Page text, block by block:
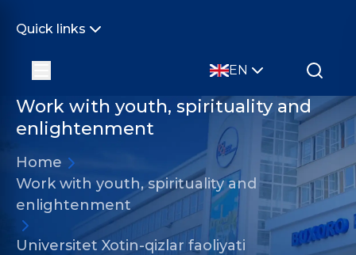
Quick links
EN
Work with youth, spirituality and
enlightenment
Home
Work with youth, spirituality and
enlightenment
Universitet Xotin-qizlar faoliyati